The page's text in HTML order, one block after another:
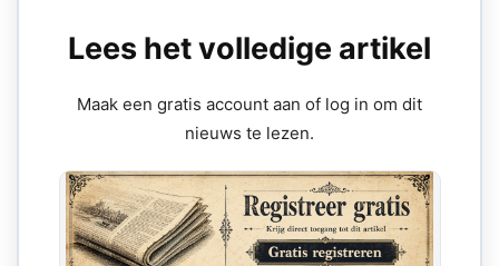
Lees het volledige artikel
Maak een gratis account aan of log in om dit
nieuws te lezen.